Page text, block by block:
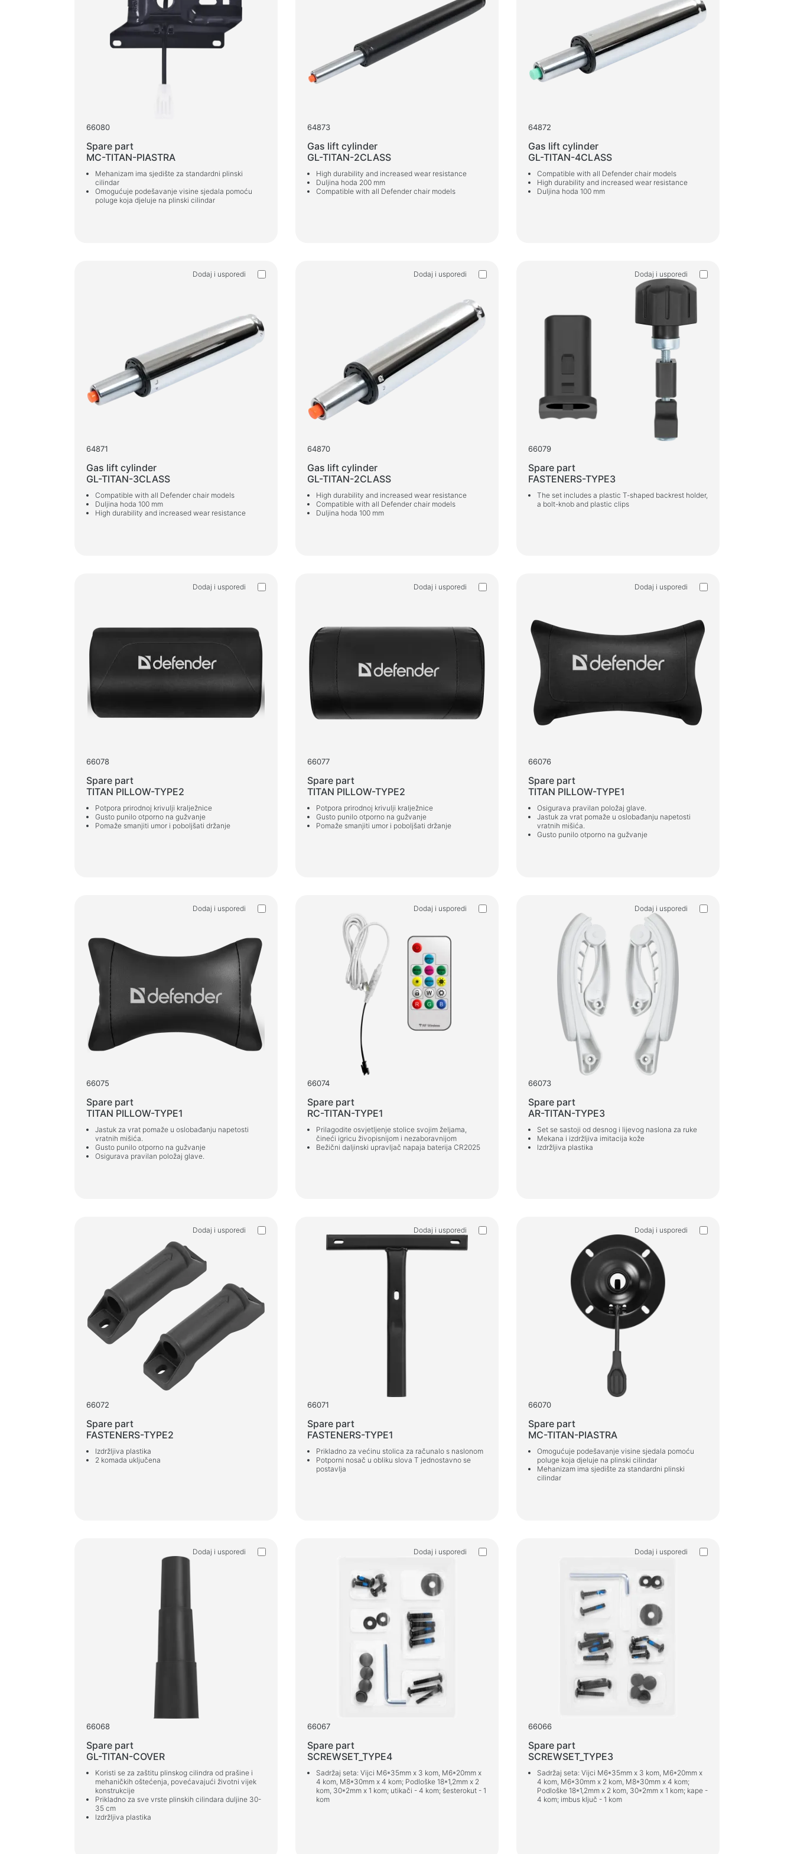
Zvučnički sustavi
Zvučnički sustavi 5.1
Soundbarovi
Gramofoni
Zvučnički sustavi 1.0
Serija opreme za igre
Gaming volani
Mikrofoni za streaming igara
Stolovi za igru
Produžni kabeli za napajanje
Zaštita od napona
Stabilizatori napona
Baterije
Punjači za auto
Punjači mrežni
Čitači kartica i USB čvorišta
Punjači za auto
Auto koji
Sredstva za beskontaktno čišćenje
Vlažne maramice
Za aktivno bavljenje sportom
Stolovi za dom i ured
Okviri za stolove
Stolići za kavu
66080
Spare part
MC-TITAN-PIASTRA
Mehanizam ima sjedište za standardni plinski
cilindar
Omogućuje podešavanje visine sjedala pomoću
poluge koja djeluje na plinski cilindar
64873
Gas lift cylinder
GL-TITAN-2CLASS
High durability and increased wear resistance
Duljina hoda 200 mm
Compatible with all Defender chair models
64872
Gas lift cylinder
GL-TITAN-4CLASS
Compatible with all Defender chair models
High durability and increased wear resistance
Duljina hoda 100 mm
Dodaj i usporedi
64871
Gas lift cylinder
GL-TITAN-3CLASS
Compatible with all Defender chair models
Duljina hoda 100 mm
High durability and increased wear resistance
Dodaj i usporedi
64870
Gas lift cylinder
GL-TITAN-2CLASS
High durability and increased wear resistance
Compatible with all Defender chair models
Duljina hoda 100 mm
Dodaj i usporedi
66079
Spare part
FASTENERS-TYPE3
The set includes a plastic T-shaped backrest holder,
a bolt-knob and plastic clips
Dodaj i usporedi
66078
Spare part
TITAN PILLOW-TYPE2
Potpora prirodnoj krivulji kralježnice
Gusto punilo otporno na gužvanje
Pomaže smanjiti umor i poboljšati držanje
Dodaj i usporedi
66077
Spare part
TITAN PILLOW-TYPE2
Potpora prirodnoj krivulji kralježnice
Gusto punilo otporno na gužvanje
Pomaže smanjiti umor i poboljšati držanje
Dodaj i usporedi
66076
Spare part
TITAN PILLOW-TYPE1
Osigurava pravilan položaj glave.
Jastuk za vrat pomaže u oslobađanju napetosti
vratnih mišića.
Gusto punilo otporno na gužvanje
Dodaj i usporedi
66075
Spare part
TITAN PILLOW-TYPE1
Jastuk za vrat pomaže u oslobađanju napetosti
vratnih mišića.
Gusto punilo otporno na gužvanje
Osigurava pravilan položaj glave.
Dodaj i usporedi
66074
Spare part
RC-TITAN-TYPE1
Prilagodite osvjetljenje stolice svojim željama,
čineći igricu živopisnijom i nezaboravnijom
Bežični daljinski upravljač napaja baterija CR2025
Dodaj i usporedi
66073
Spare part
AR-TITAN-TYPE3
Set se sastoji od desnog i lijevog naslona za ruke
Mekana i izdržljiva imitacija kože
Izdržljiva plastika
Dodaj i usporedi
66072
Spare part
FASTENERS-TYPE2
Izdržljiva plastika
2 komada uključena
Dodaj i usporedi
66071
Spare part
FASTENERS-TYPE1
Prikladno za većinu stolica za računalo s naslonom
Potporni nosač u obliku slova T jednostavno se
postavlja
Dodaj i usporedi
66070
Spare part
MC-TITAN-PIASTRA
Omogućuje podešavanje visine sjedala pomoću
poluge koja djeluje na plinski cilindar
Mehanizam ima sjedište za standardni plinski
cilindar
Dodaj i usporedi
66068
Spare part
GL-TITAN-COVER
Koristi se za zaštitu plinskog cilindra od prašine i
mehaničkih oštećenja, povećavajući životni vijek
konstrukcije
Prikladno za sve vrste plinskih cilindara duljine 30-
35 cm
Izdržljiva plastika
Dodaj i usporedi
66067
Spare part
SCREWSET_TYPE4
Sadržaj seta: Vijci M6*35mm x 3 kom, M6*20mm x
4 kom, M8*30mm x 4 kom; Podloške 18*1,2mm x 2
kom, 30*2mm x 1 kom; utikači - 4 kom; šesterokut - 1
kom
Dodaj i usporedi
66066
Spare part
SCREWSET_TYPE3
Sadržaj seta: Vijci M6*35mm x 3 kom, M6*20mm x
4 kom, M6*30mm x 2 kom, M8*30mm x 4 kom;
Podloške 18*1,2mm x 2 kom, 30*2mm x 1 kom; kape -
4 kom; imbus ključ - 1 kom